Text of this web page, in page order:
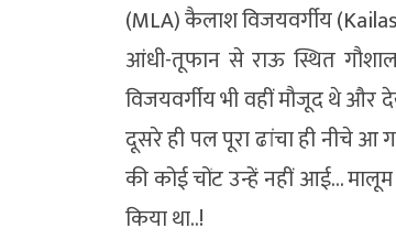
(MLA) कैलाश विजयवर्गीय
आंधी-तूफान से राऊ स्थित
विजयवर्गीय भी वहीं मौजूद थे
दूसरे ही पल पूरा ढांचा ही नीचे आ
की कोई चोंट उन्हें नहीं आई… मालूम
किया था..!